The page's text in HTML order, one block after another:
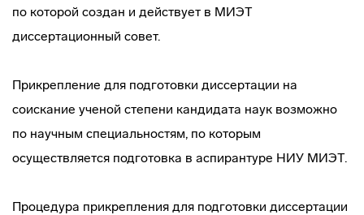
по которой создан и действует в МИЭТ
диссертационный совет.
Прикрепление для подготовки диссертации на
соискание ученой степени кандидата наук возможно
по научным специальностям, по которым
осуществляется подготовка в аспирантуре НИУ МИЭТ.
Процедура прикрепления для подготовки диссертации